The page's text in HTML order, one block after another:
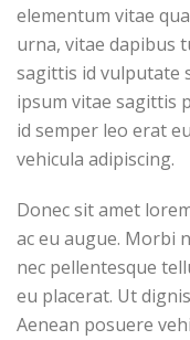
elementum vitae
urna, vitae dapibus
sagittis id vulputate
ipsum vitae sagittis
id semper leo erat
vehicula adipiscing.
Donec sit amet
ac eu augue. Morbi
nec pellentesque
eu placerat. Ut
Aenean posuere